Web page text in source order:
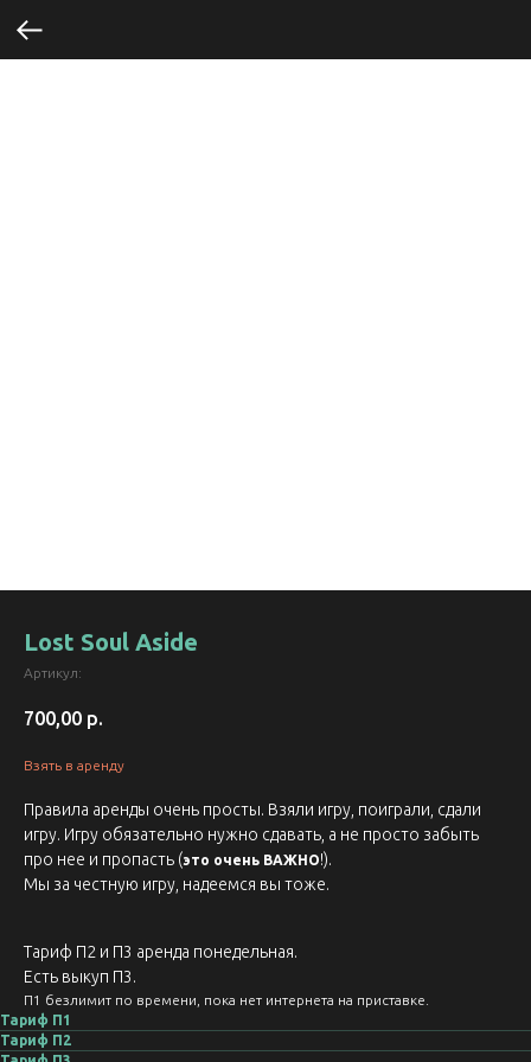
Lost Soul Aside
Артикул:
700,00 р.
Взять в аренду
Правила аренды очень просты. Взяли игру, поиграли, сдали
игру. Игру обязательно нужно сдавать, а не просто забыть
про нее и пропасть (это очень ВАЖНО!).
Мы за честную игру, надеемся вы тоже.
Тариф П2 и П3 аренда понедельная.
Есть выкуп П3.
П1 безлимит по времени, пока нет интернета на приставке.
Тариф П1
Тариф П2